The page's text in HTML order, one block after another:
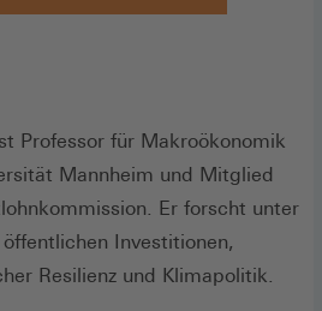
Professor für Makroökonomik
Mannheim und Mitglied
Er forscht unter
Investitionen,
Resilienz und Klimapolitik.